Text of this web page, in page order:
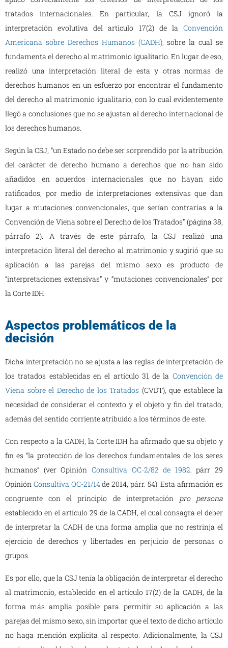
tratados internacionales. En particular, la CSJ ignoró la
interpretación evolutiva del artículo 17(2) de la Convención
Americana sobre Derechos Humanos (CADH), sobre la cual se
fundamenta el derecho al matrimonio igualitario. En lugar de eso,
realizó una interpretación literal de esta y otras normas de
derechos humanos en un esfuerzo por encontrar el fundamento
del derecho al matrimonio igualitario, con lo cual evidentemente
llegó a conclusiones que no se ajustan al derecho internacional de
los derechos humanos.
Según la CSJ, “un Estado no debe ser sorprendido por la atribución
del carácter de derecho humano a derechos que no han sido
añadidos en acuerdos internacionales que no hayan sido
ratificados, por medio de interpretaciones extensivas que dan
lugar a mutaciones convencionales, que serían contrarias a la
Convención de Viena sobre el Derecho de los Tratados” (página 38,
párrafo 2). A través de este párrafo, la CSJ realizó una
interpretación literal del derecho al matrimonio y sugirió que su
aplicación a las parejas del mismo sexo es producto de
“interpretaciones extensivas” y “mutaciones convencionales” por
la Corte IDH.
Aspectos problemáticos de la
decisión
Dicha interpretación no se ajusta a las reglas de interpretación de
los tratados establecidas en el artículo 31 de la Convención de
Viena sobre el Derecho de los Tratados (CVDT), que establece la
necesidad de considerar el contexto y el objeto y fin del tratado,
además del sentido corriente atribuido a los términos de este.
Con respecto a la CADH, la Corte IDH ha afirmado que su objeto y
fin es “la protección de los derechos fundamentales de los seres
humanos” (ver Opinión Consultiva OC-2/82 de 1982,párr 29
Opinión Consultiva OC-21/14de 2014, párr. 54). Esta afirmación es
congruente con el principio de interpretación pro persona
establecido en el artículo 29 de la CADH, el cual consagra el deber
de interpretar la CADH de una forma amplia que no restrinja el
ejercicio de derechos y libertades en perjuicio de personas o
grupos.
Es por ello, que la CSJ tenía la obligación de interpretar el derecho
al matrimonio, establecido en el artículo 17(2) de la CADH, de la
forma más amplia posible para permitir su aplicación a las
parejas del mismo sexo, sin importar que el texto de dicho artículo
no haga mención explícita al respecto. Adicionalmente, la CSJ